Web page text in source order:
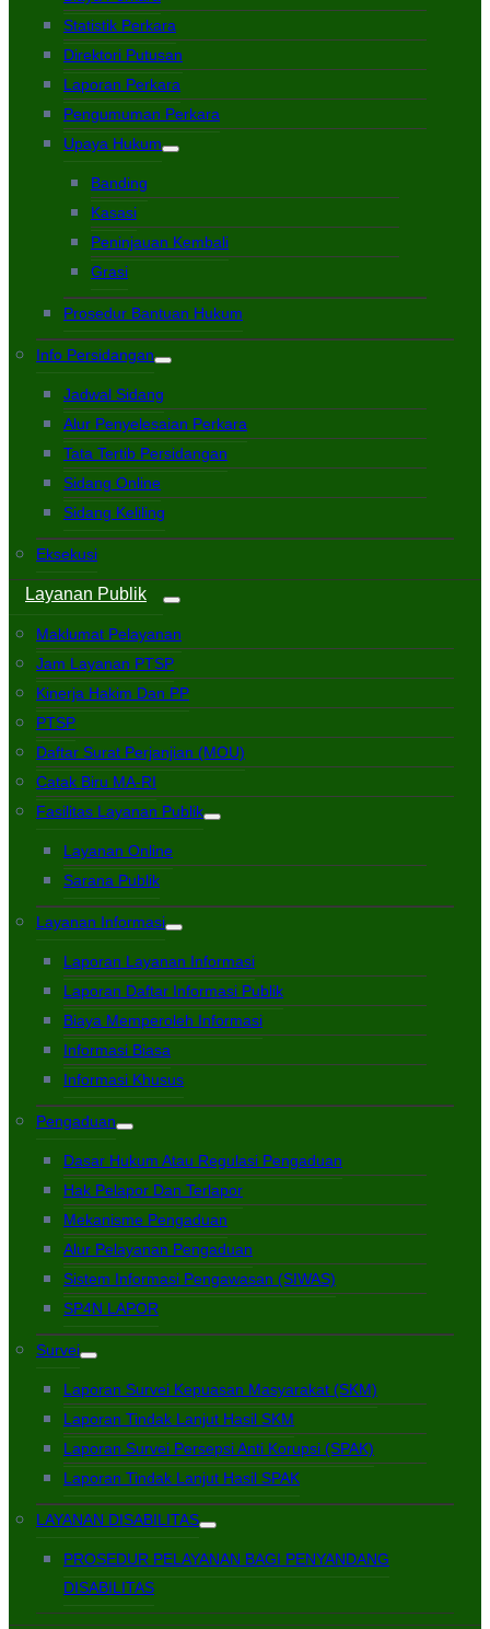
Statistik Perkara
Direktori Putusan
Laporan Perkara
Pengumuman Perkara
Upaya Hukum
Banding
Kasasi
Peninjauan Kembali
Grasi
Prosedur Bantuan Hukum
Info Persidangan
Jadwal Sidang
Alur Penyelesaian Perkara
Tata Tertib Persidangan
Sidang Online
Sidang Keliling
Eksekusi
Layanan Publik
Maklumat Pelayanan
Jam Layanan PTSP
Kinerja Hakim Dan PP
PTSP
Daftar Surat Perjanjian (MOU)
Catak Biru MA-RI
Fasilitas Layanan Publik
Layanan Online
Sarana Publik
Layanan Informasi
Laporan Layanan Informasi
Laporan Daftar Informasi Publik
Biaya Memperoleh Informasi
Informasi Biasa
Informasi Khusus
Pengaduan
Dasar Hukum Atau Regulasi Pengaduan
Hak Pelapor Dan Terlapor
Mekanisme Pengaduan
Alur Pelayanan Pengaduan
Sistem Informasi Pengawasan (SIWAS)
SP4N LAPOR
Survei
Laporan Survei Kepuasan Masyarakat (SKM)
Laporan Tindak Lanjut Hasil SKM
Laporan Survei Persepsi Anti Korupsi (SPAK)
Laporan Tindak Lanjut Hasil SPAK
LAYANAN DISABILITAS
PROSEDUR PELAYANAN BAGI PENYANDANG
DISABILITAS